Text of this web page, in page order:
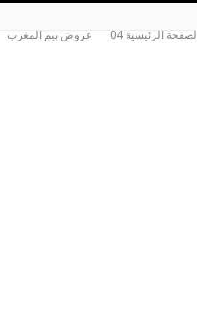
الصفحة الرئيسية 04 عروض بيم المغرب